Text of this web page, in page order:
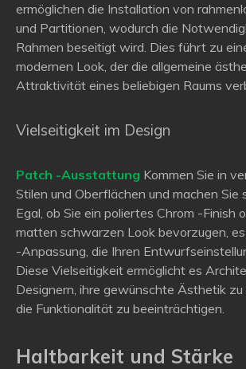
ermöglichen die Installation von
und Partitionen, wodurch die
Rahmen beseitigt wird. Dies führt zu
modernen Look, der die allgemeine
Attraktivität eines beliebigen Raums
Vielseitigkeit im Design
Patch -Ausstattung Kommen Sie in
Stilen und Oberflächen und machen Sie
Egal, ob Sie ein poliertes Chrom -Finish
matten schwarzen Look bevorzugen,
-Anpassung, die Ihren
Diese Vielseitigkeit ermöglicht es
Designern, ihre gewünschte Ästhetik zu
die Funktionalität zu beeinträchtigen.
Haltbarkeit und Stärke